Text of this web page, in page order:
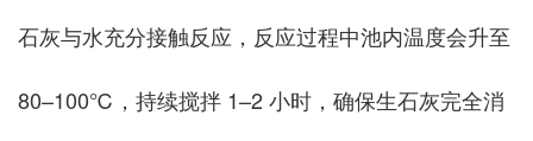
石灰与水充分接触反应，反应过程中池内温度会升至
80–100℃，持续搅拌 1–2 小时，确保生石灰完全消